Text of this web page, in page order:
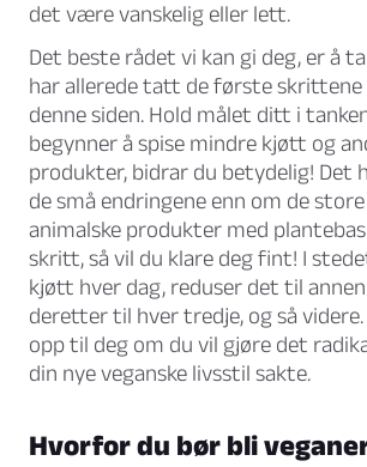
det være vanskelig eller lett.
Det beste rådet vi kan gi deg, er å
har allerede tatt de første skrittene
denne siden. Hold målet ditt i
begynner å spise mindre kjøtt og
produkter, bidrar du betydelig! Det
de små endringene enn om de
animalske produkter med
skritt, så vil du klare deg fint! I
kjøtt hver dag, reduser det til
deretter til hver tredje, og så
opp til deg om du vil gjøre det
din nye veganske livsstil sakte.
Hvorfor du bør bli